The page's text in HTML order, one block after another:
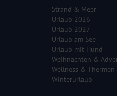
Strand & Meer
Urlaub 2026
Urlaub 2027
Urlaub am See
Urlaub mit Hund
Weihnachten &
Wellness & Thermen
Winterurlaub